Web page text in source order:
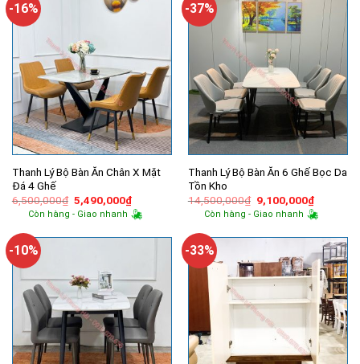
-16%
Thanh Lý Bộ Bàn Ăn Chân X Mặt
Đá 4 Ghế
6,500,000₫ Giá
gốc
là:
5,490,000₫Giá
hiện
tại
5,490,000₫.
Còn hàng - Giao nhanh
-37%
Thanh Lý Bộ Bàn Ăn 6 Ghế Bọc Da
Tồn Kho
14,500,000₫ Giá
gốc
là:
9,100,000₫Giá
hiện
tại
Còn hàng - Giao nhanh
-10% -33%